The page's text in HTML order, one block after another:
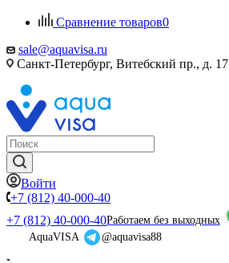
Сравнение товаров0
sale@aquavisa.ru
Санкт-Петербург, Витебский пр., д. 17
Войти
+7 (812) 40-000-40
+7 (812) 40-000-40Работаем без выходных
AquaVISA
@aquavisa88